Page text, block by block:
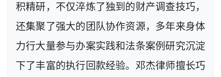
积精研，不仅淬炼了独到的财产调查技巧，
还集聚了强大的团队协作资源，多年来身体
力行大量参与办案实践和法条案例研究沉淀
下了丰富的执行回款经验。邓杰律师擅长巧